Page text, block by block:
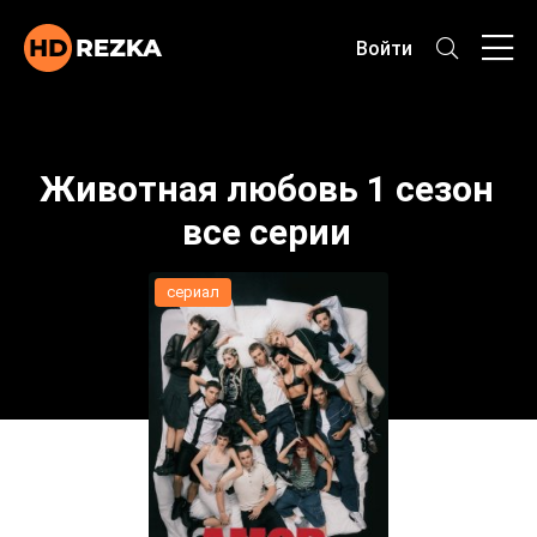
Войти
Животная любовь 1 сезон
все серии
сериал